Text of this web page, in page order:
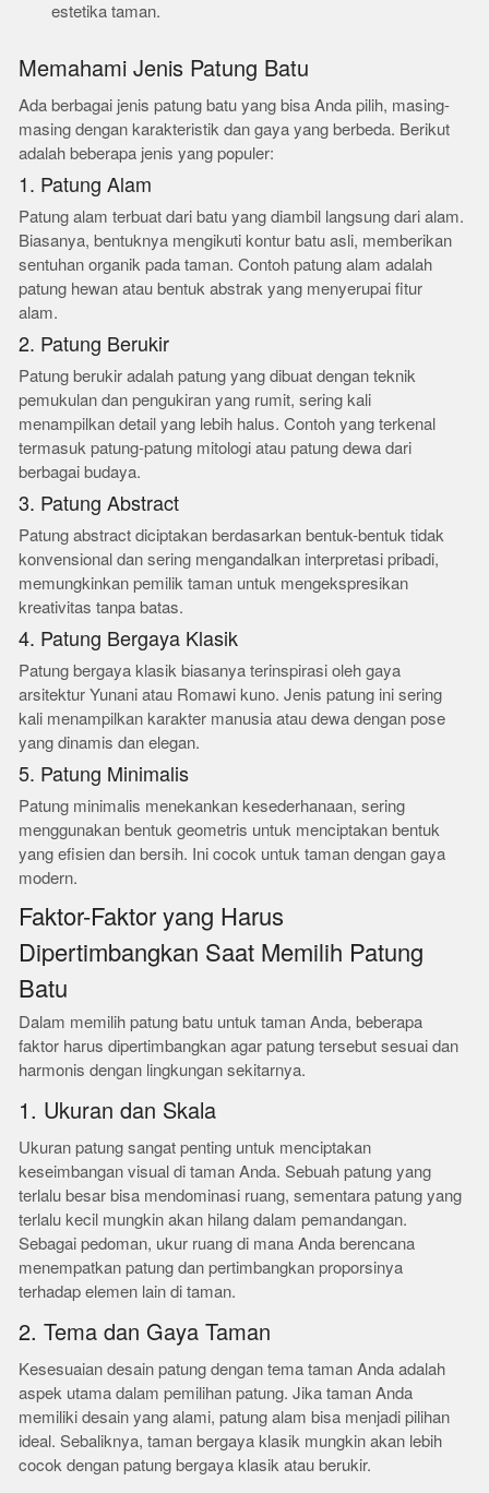
estetika taman.
Memahami Jenis Patung Batu
Ada berbagai jenis patung batu yang bisa Anda pilih, masing-
masing dengan karakteristik dan gaya yang berbeda. Berikut
adalah beberapa jenis yang populer:
1. Patung Alam
Patung alam terbuat dari batu yang diambil langsung dari alam.
Biasanya, bentuknya mengikuti kontur batu asli, memberikan
sentuhan organik pada taman. Contoh patung alam adalah
patung hewan atau bentuk abstrak yang menyerupai fitur
alam.
2. Patung Berukir
Patung berukir adalah patung yang dibuat dengan teknik
pemukulan dan pengukiran yang rumit, sering kali
menampilkan detail yang lebih halus. Contoh yang terkenal
termasuk patung-patung mitologi atau patung dewa dari
berbagai budaya.
3. Patung Abstract
Patung abstract diciptakan berdasarkan bentuk-bentuk tidak
konvensional dan sering mengandalkan interpretasi pribadi,
memungkinkan pemilik taman untuk mengekspresikan
kreativitas tanpa batas.
4. Patung Bergaya Klasik
Patung bergaya klasik biasanya terinspirasi oleh gaya
arsitektur Yunani atau Romawi kuno. Jenis patung ini sering
kali menampilkan karakter manusia atau dewa dengan pose
yang dinamis dan elegan.
5. Patung Minimalis
Patung minimalis menekankan kesederhanaan, sering
menggunakan bentuk geometris untuk menciptakan bentuk
yang efisien dan bersih. Ini cocok untuk taman dengan gaya
modern.
Faktor-Faktor yang Harus
Dipertimbangkan Saat Memilih Patung
Batu
Dalam memilih patung batu untuk taman Anda, beberapa
faktor harus dipertimbangkan agar patung tersebut sesuai dan
harmonis dengan lingkungan sekitarnya.
1. Ukuran dan Skala
Ukuran patung sangat penting untuk menciptakan
keseimbangan visual di taman Anda. Sebuah patung yang
terlalu besar bisa mendominasi ruang, sementara patung yang
terlalu kecil mungkin akan hilang dalam pemandangan.
Sebagai pedoman, ukur ruang di mana Anda berencana
menempatkan patung dan pertimbangkan proporsinya
terhadap elemen lain di taman.
2. Tema dan Gaya Taman
Kesesuaian desain patung dengan tema taman Anda adalah
aspek utama dalam pemilihan patung. Jika taman Anda
memiliki desain yang alami, patung alam bisa menjadi pilihan
ideal. Sebaliknya, taman bergaya klasik mungkin akan lebih
cocok dengan patung bergaya klasik atau berukir.